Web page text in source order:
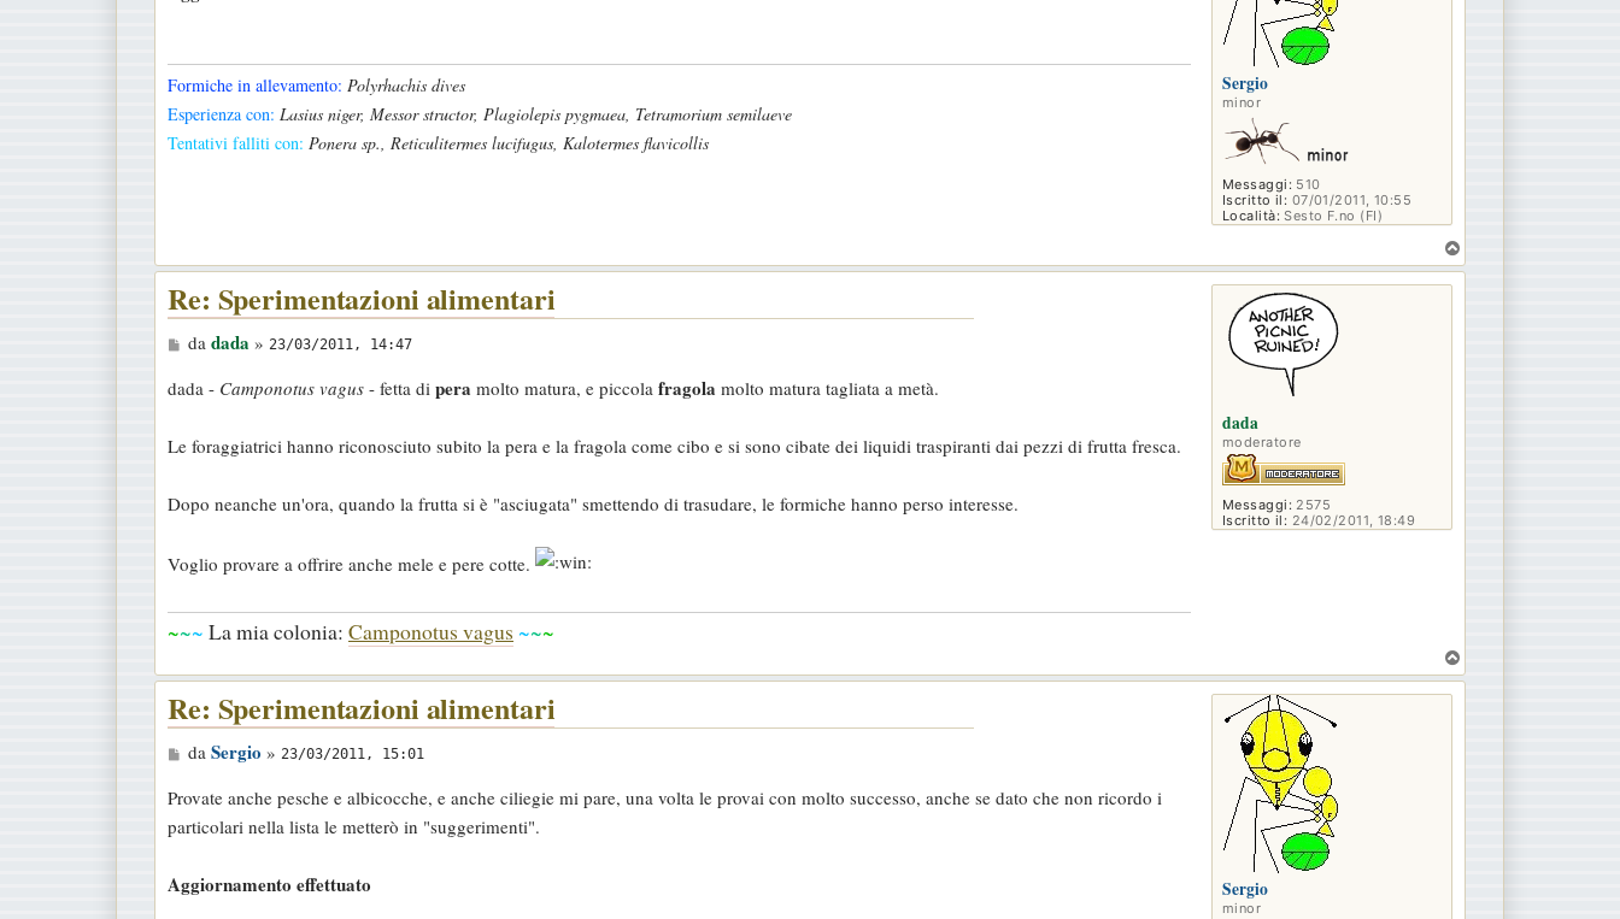
Sergio
minor
Messaggi: 510
Iscritto il: 07/01/2011, 10:55
Località: Sesto F.no (FI)
a
g
g
i
Formiche in allevamento: Polyrhachis dives
Esperienza con: Lasius niger, Messor structor, Plagiolepis pygmaea, Tetramorium semilaeve
Tentativi falliti con: Ponera sp., Reticulitermes lucifugus, Kalotermes flavicollis
o
dada
moderatore
Messaggi: 2575
Iscritto il: 24/02/2011, 18:49
Re: Sperimentazioni alimentari
M
s
a
g
o
da dada » 23/03/2011, 14:47
dada - Camponotus vagus - fetta di pera molto matura, e piccola fragola molto matura tagliata a metà.
Le foraggiatrici hanno riconosciuto subito la pera e la fragola come cibo e si sono cibate dei liquidi traspiranti dai pezzi di frutta fresca.
Dopo neanche un'ora, quando la frutta si è "asciugata" smettendo di trasudare, le formiche hanno perso interesse.
Voglio provare a offrire anche mele e pere cotte.
~~~ La mia colonia: Camponotus vagus ~~~
o
Sergio
minor
Re: Sperimentazioni alimentari
M
s
s
g
da Sergio » 23/03/2011, 15:01
Provate anche pesche e albicocche, e anche ciliegie mi pare, una volta le provai con molto successo, anche se dato che non ricordo i
particolari nella lista le metterò in "suggerimenti".
Aggiornamento effettuato